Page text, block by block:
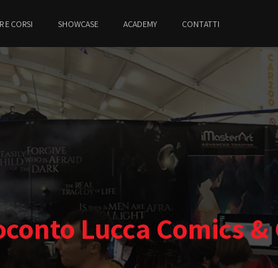
E CORSI SHOWCASE ACADEMY CONTATTI
Lucca Comics